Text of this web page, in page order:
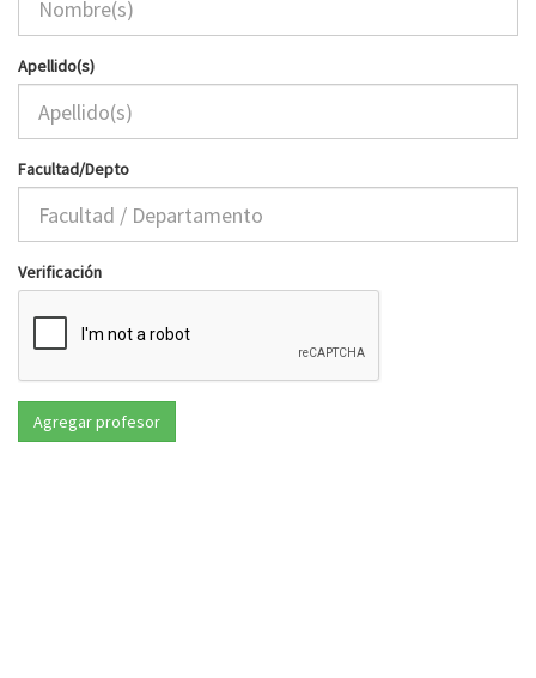
Apellido(s)
Facultad/Depto
Verificación